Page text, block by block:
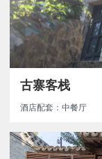
古寨客栈
酒店配套：中餐厅